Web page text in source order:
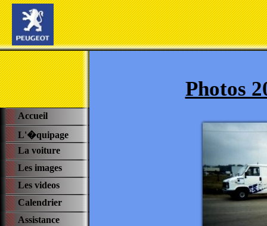
Photos
Accueil
L'�quipage
La voiture
Les images
Les videos
Calendrier
Assistance